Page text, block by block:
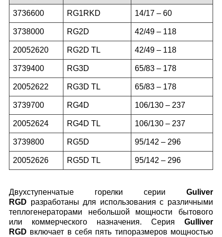
3736600 RG1RKD 14/17 – 60
3738000 RG2D 42/49 – 118
20052620 RG2D TL 42/49 – 118
3739400 RG3D 65/83 – 178
20052622 RG3D TL 65/83 – 178
3739700 RG4D 106/130 – 237
20052624 RG4D TL 106/130 – 237
3739800 RG5D 95/142 – 296
20052626 RG5D TL 95/142 – 296
Двухступенчатые горелки серии Guliver
RGD разработаны для использования с различными
теплогенераторами небольшой мощности бытового
или коммерческого назначения. Серия Gulliver
RGD включает в себя пять типоразмеров мощностью